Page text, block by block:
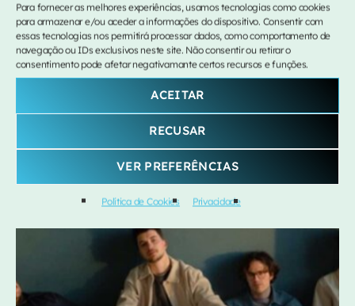
Para fornecer as melhores experiências, usamos tecnologias como cookies
para armazenar e/ou aceder a informações do dispositivo. Consentir com
essas tecnologias nos permitirá processar dados, como comportamento de
navegação ou IDs exclusivos neste site. Não consentir ou retirar o
consentimento pode afetar negativamante certos recursos e funções.
ACEITAR
RECUSAR
VER PREFERÊNCIAS
Política de Cookies Privacidade
Delfins 40 Anos
today 24/06/2025